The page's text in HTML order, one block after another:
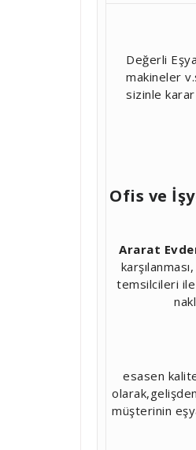
Değerli
makineler
sizinle
Ofis ve
Ararat
temsilcileri
esasen
müşterinin